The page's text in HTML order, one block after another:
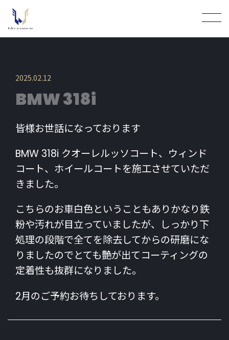
2025.02.12
BMW 318i
皆様お世話になっております
BMW 318i クオーレルッソコート、ウィンド
コート、ホイールコートを施工させていただ
きました。
こちらのお車白色ということもありかなり鉄
粉や汚れが目立っていましたが、しっかり下
処理の段階で全てを除去してからの研磨にな
りましたのでとても艶が出てコーティングの
定着性も抜群になりました。
2月のご予約お待ちしております。